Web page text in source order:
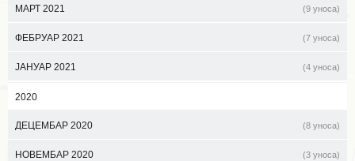
МАРТ 2021 (9 уноса)
ФЕБРУАР 2021 (7 уноса)
ЈАНУАР 2021 (4 уноса)
2020
ДЕЦЕМБАР 2020 (8 уноса)
НОВЕМБАР 2020 (3 уноса)